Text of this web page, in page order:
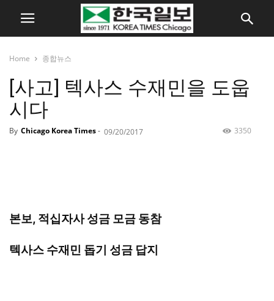
Home 종합뉴스
[사고] 텍사스 수재민을 도웁
시다
By Chicago Korea Times- 09/20/2017 3350
본보, 적십자사 성금 모금 동참
텍사스 수재민 돕기 성금 답지